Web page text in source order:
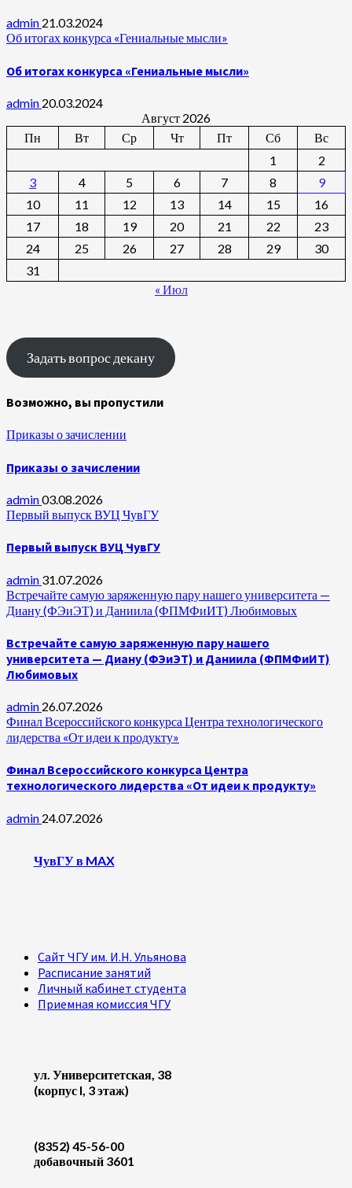
admin 21.03.2024
Об итогах конкурса «Гениальные мысли»
Об итогах конкурса «Гениальные мысли»
admin 20.03.2024
Август 2026
Пн
Вт Ср Чт Пт Сб
Вс
1
2
3
4 5 6 7 8
9
10
11 12 13 14 15
16
17
18 19 20 21 22
23
24
25 26 27 28 29
30
31
« Июл
Задать вопрос декану
Возможно, вы пропустили
Приказы о зачислении
Приказы о зачислении
admin03.08.2026
Первый выпуск ВУЦ ЧувГУ
Первый выпуск ВУЦ ЧувГУ
admin 31.07.2026
Встречайте самую заряженную пару нашего университета —
Диану (ФЭиЭТ) и Даниила (ФПМФиИТ) Любимовых
Встречайте самую заряженную пару нашего
университета — Диану (ФЭиЭТ) и Даниила (ФПМФиИТ)
Любимовых
admin 26.07.2026
Финал Всероссийского конкурса Центра технологического
лидерства «От идеи к продукту»
Финал Всероссийского конкурса Центра
технологического лидерства «От идеи к продукту»
admin 24.07.2026
ЧувГУ в MAX
Сайт ЧГУ им. И.Н. Ульянова
Расписание занятий
Личный кабинет студента
Приемная комиссия ЧГУ
ул. Университетская, 38
(корпус I, 3 этаж)
(8352) 45-56-00
добавочный 3601